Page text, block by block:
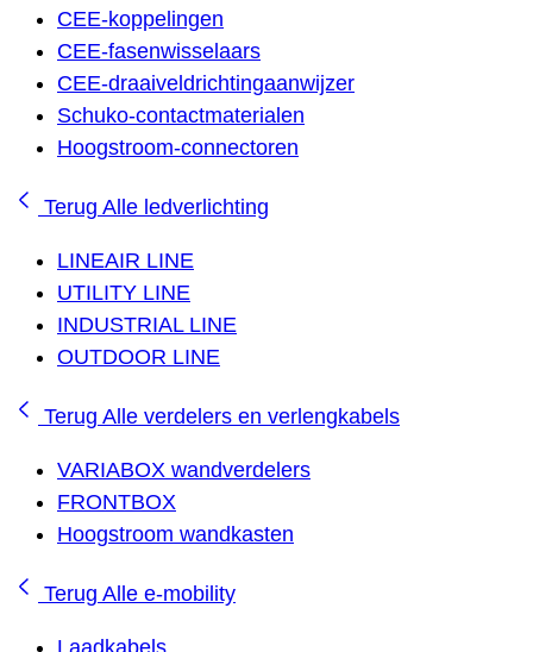
CEE-koppelingen
CEE-fasenwisselaars
CEE-draaiveldrichtingaanwijzer
Schuko-contactmaterialen
Hoogstroom-connectoren
Terug Alle ledverlichting
LINEAIR LINE
UTILITY LINE
INDUSTRIAL LINE
OUTDOOR LINE
Terug Alle verdelers en verlengkabels
VARIABOX wandverdelers
FRONTBOX
Hoogstroom wandkasten
Terug Alle e-mobility
Laadkabels